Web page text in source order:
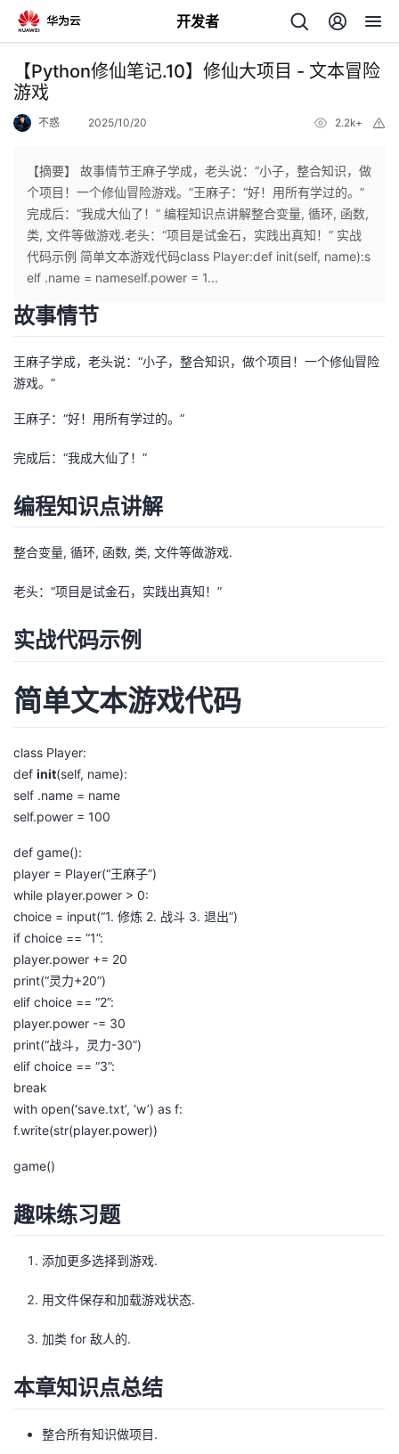
开发者
返
回
个
人
主
我
的
发
者
的
博
客
我
的
论
坛
我
的
圈
子
我
的
直
我
的
动
我
关
注
的
开
发
学
堂
我
的
课
程
我
的
认
证
我
的
实
我
的
藏
我
的
Programs
我
的
支
持
我
的
技
支
持
我
的
声
建
【Python修仙笔记.10】修仙大项目 - 文本冒险
游戏
不惑 2025/10/20 2.2k+
【摘要】 故事情节王麻子学成，老头说：“小子，整合知识，做
个项目！一个修仙冒险游戏。”王麻子：“好！用所有学过的。”
完成后：“我成大仙了！” 编程知识点讲解整合变量, 循环, 函数,
类, 文件等做游戏.老头：“项目是试金石，实践出真知！” 实战
代码示例 简单文本游戏代码class Player:def init(self, name):s
elf .name = nameself.power = 1...
故事情节
王麻子学成，老头说：“小子，整合知识，做个项目！一个修仙冒险
游戏。”
王麻子：“好！用所有学过的。”
完成后：“我成大仙了！”
编程知识点讲解
整合变量, 循环, 函数, 类, 文件等做游戏.
老头：“项目是试金石，实践出真知！”
实战代码示例
简单文本游戏代码
class Player:
def init(self, name):
self .name = name
self.power = 100
def game():
player = Player(“王麻子”)
while player.power > 0:
choice = input(“1. 修炼 2. 战斗 3. 退出”)
if choice == “1”:
player.power += 20
print(“灵力+20”)
elif choice == “2”:
player.power -= 30
print(“战斗，灵力-30”)
elif choice == “3”:
break
with open(‘save.txt’, ‘w’) as f:
f.write(str(player.power))
game()
趣味练习题
添加更多选择到游戏.
用文件保存和加载游戏状态.
加类 for 敌人的.
本章知识点总结
整合所有知识做项目.